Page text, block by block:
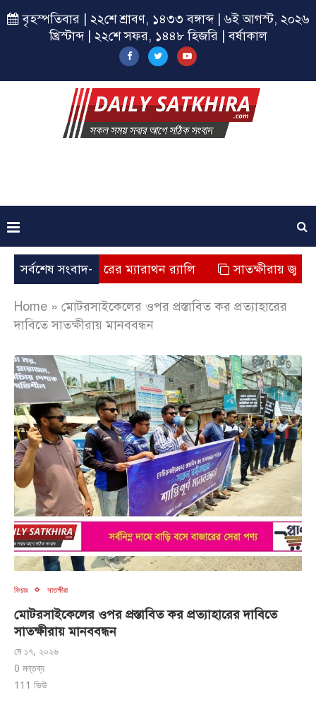
বৃহস্পতিবার | ২২শে শ্রাবণ, ১৪৩৩ বঙ্গাব্দ | ৬ই আগস্ট, ২০২৬
খ্রিস্টাব্দ | ২২শে সফর, ১৪৪৮ হিজরি | বর্ষাকাল
সর্বশেষ সংবাদ-
ছাত্রশিবিরের ম্যারাথন র‌্যালি সাতক্ষীরায় জুলাই
Home » মোটরসাইকেলের ওপর প্রস্তাবিত কর প্রত্যাহারের
দাবিতে সাতক্ষীরায় মানববন্ধন
ফিচার সাতক্ষীরা
মোটরসাইকেলের ওপর প্রস্তাবিত কর প্রত্যাহারের দাবিতে
সাতক্ষীরায় মানববন্ধন
মে ১৭, ২০২৬
0 মন্তব্য
111 ভিউ